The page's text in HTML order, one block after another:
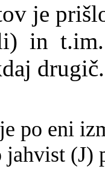
je
in t.im.
drugič.
po eni
jahvist